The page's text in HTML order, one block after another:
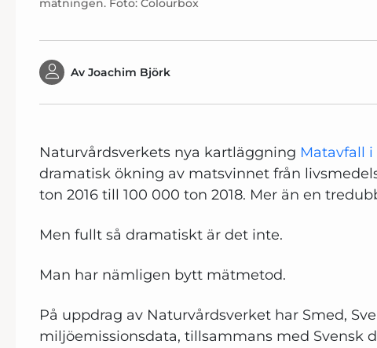
mätningen. Foto: Colourbox
Av Joachim Björk
Naturvårdsverkets nya kartläggning Matavfall i
dramatisk ökning av matsvinnet från
ton 2016 till 100 000 ton 2018. Mer än en
Men fullt så dramatiskt är det inte.
Man har nämligen bytt mätmetod.
På uppdrag av Naturvårdsverket har Smed,
miljöemissionsdata, tillsammans med Svensk